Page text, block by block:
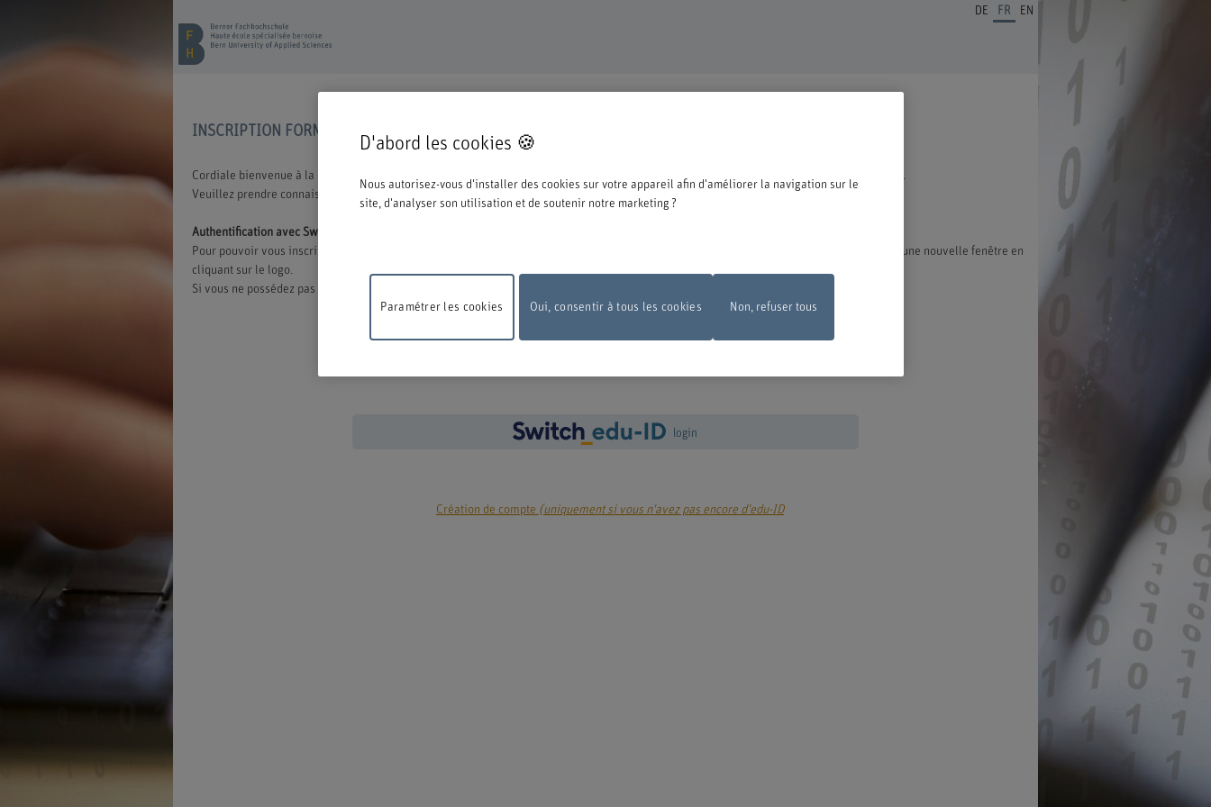
DE FR EN
INSCRIPTION FORMATION CONTINUE
Cordiale bienvenue à la BFH. Vous avez opté pour une formation ou un perfectionnement dans notre institution et nous nous en réjouissons.
Veuillez prendre connaissance des informations ci-dessous concernant le processus d'inscription.
Authentification avec Switch edu-ID
Pour pouvoir vous inscrire à une offre de la BFH, vous devez vous connecter avec l'edu-ID de Switch. La fenêtre de connexion s'ouvre dans une nouvelle fenêtre en
cliquant sur le logo.
Si vous ne possédez pas encore d'edu-ID, vous pouvez le créer directement chez Switch.
login
Création de compte (uniquement si vous n'avez pas encore d'edu-ID
D'abord les cookies 🍪
Nous autorisez-vous d'installer des cookies sur votre appareil afin d'améliorer la navigation sur le
site, d'analyser son utilisation et de soutenir notre marketing ?
Oui, consentir à tous les cookies
Paramétrer les cookies Non, refuser tous